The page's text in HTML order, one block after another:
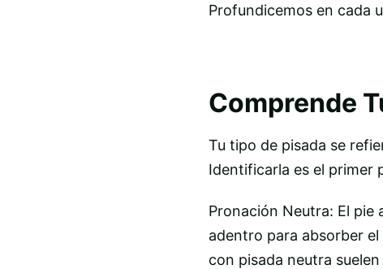
Profundicemos en cada
Comprende
Tu tipo de pisada se
Identificarla es el primer
Pronación Neutra: El
adentro para absorber
con pisada neutra